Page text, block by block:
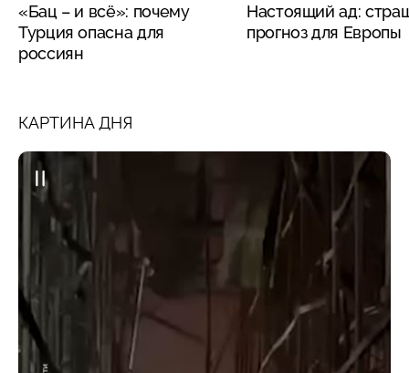
«Бац – и всё»: почему
Турция опасна для
россиян
Настоящий ад:
прогноз для Европы
КАРТИНА ДНЯ